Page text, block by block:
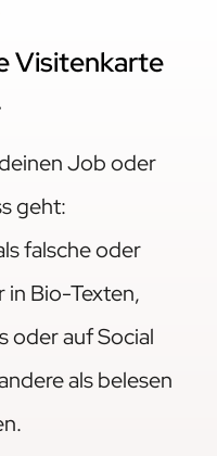
Visitenkarte
Job oder
geht:
falsche oder
in Bio-Texten,
oder auf Social
als belesen